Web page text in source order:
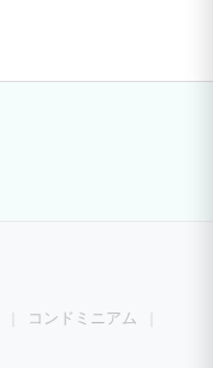
コンドミニアム